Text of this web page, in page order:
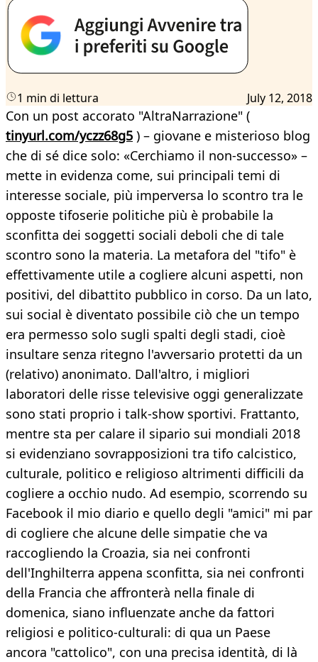
1 min di lettura July 12, 2018
Con un post accorato "AltraNarrazione" (
tinyurl.com/yczz68g5 ) – giovane e misterioso blog
che di sé dice solo: «Cerchiamo il non-successo» –
mette in evidenza come, sui principali temi di
interesse sociale, più imperversa lo scontro tra le
opposte tifoserie politiche più è probabile la
sconfitta dei soggetti sociali deboli che di tale
scontro sono la materia. La metafora del "tifo" è
effettivamente utile a cogliere alcuni aspetti, non
positivi, del dibattito pubblico in corso. Da un lato,
sui social è diventato possibile ciò che un tempo
era permesso solo sugli spalti degli stadi, cioè
insultare senza ritegno l'avversario protetti da un
(relativo) anonimato. Dall'altro, i migliori
laboratori delle risse televisive oggi generalizzate
sono stati proprio i talk-show sportivi. Frattanto,
mentre sta per calare il sipario sui mondiali 2018
si evidenziano sovrapposizioni tra tifo calcistico,
culturale, politico e religioso altrimenti difficili da
cogliere a occhio nudo. Ad esempio, scorrendo su
Facebook il mio diario e quello degli "amici" mi par
di cogliere che alcune delle simpatie che va
raccogliendo la Croazia, sia nei confronti
dell'Inghilterra appena sconfitta, sia nei confronti
della Francia che affronterà nella finale di
domenica, siano influenzate anche da fattori
religiosi e politico-culturali: di qua un Paese
ancora "cattolico", con una precisa identità, di là